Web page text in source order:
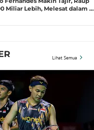
Miliar Lebih, Melesat dalam …
Lihat Semua